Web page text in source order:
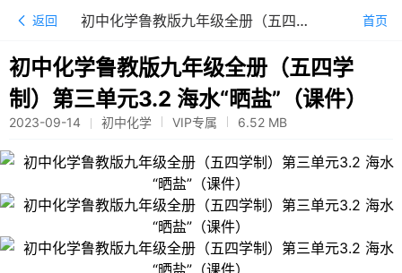
返回 初中化学鲁教版九年级全册（五四学制）第三单元3.2 海水“晒盐”（课件） 首页
初中化学鲁教版九年级全册（五四学
制）第三单元3.2 海水“晒盐”（课件）
2023-09-14 初中化学 VIP专属 6.52 MB